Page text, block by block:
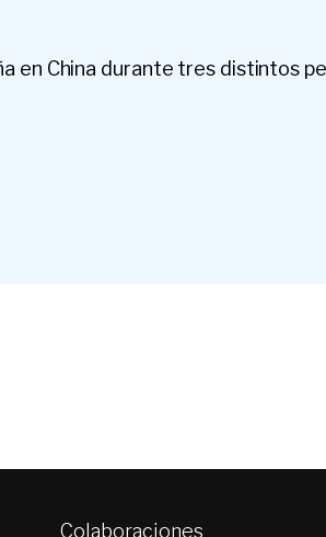
en China durante tres distintos
Colaboraciones